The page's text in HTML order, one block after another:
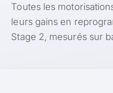
Toutes les
leurs gains en
Stage 2, mesurés sur